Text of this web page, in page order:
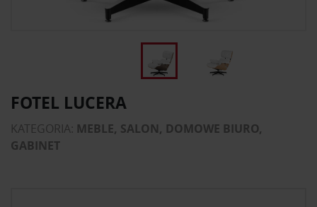
FOTEL LUCERA
KATEGORIA: MEBLE, SALON, DOMOWE BIURO,
GABINET